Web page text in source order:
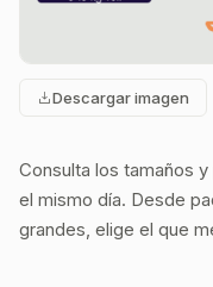
Descargar imagen
Consulta los tamaños
el mismo día. Desde
grandes, elige el que